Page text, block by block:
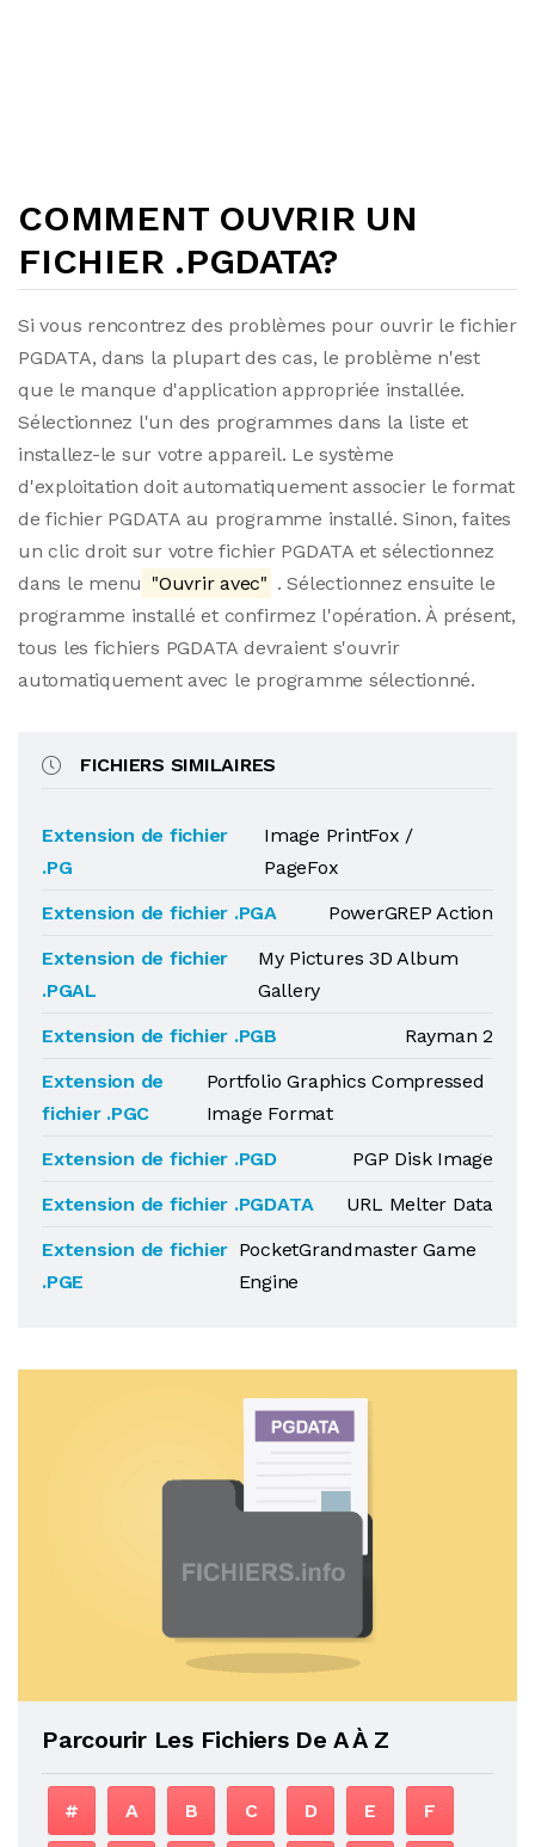
COMMENT OUVRIR UN
FICHIER .PGDATA?
Si vous rencontrez des problèmes pour ouvrir le fichier
PGDATA, dans la plupart des cas, le problème n'est
que le manque d'application appropriée installée.
Sélectionnez l'un des programmes dans la liste et
installez-le sur votre appareil. Le système
d'exploitation doit automatiquement associer le format
de fichier PGDATA au programme installé. Sinon, faites
un clic droit sur votre fichier PGDATA et sélectionnez
dans le menu "Ouvrir avec" . Sélectionnez ensuite le
programme installé et confirmez l'opération. À présent,
tous les fichiers PGDATA devraient s'ouvrir
automatiquement avec le programme sélectionné.
FICHIERS SIMILAIRES
Extension de fichier
.PG
Image PrintFox /
PageFox
Extension de fichier .PGA
PowerGREP Action
Extension de fichier
.PGAL
My Pictures 3D Album
Gallery
Extension de fichier .PGB
Rayman 2
Extension de
fichier .PGC
Portfolio Graphics Compressed
Image Format
Extension de fichier .PGD
PGP Disk Image
Extension de fichier .PGDATA
URL Melter Data
Extension de fichier
.PGE
PocketGrandmaster Game
Engine
Parcourir Les Fichiers De A À Z
# A B C D E F